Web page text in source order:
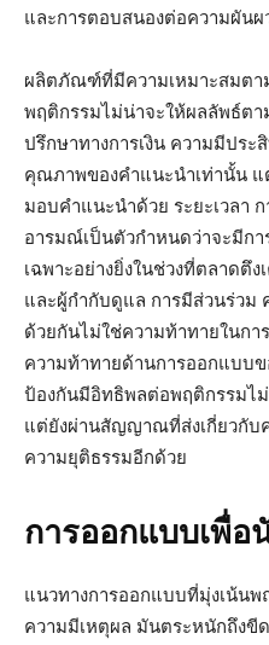
และการตอบสนองต่อความผัน
ผลิตภัณฑ์ที่มีความเหมาะสมตา
พฤติกรรมไม่น่าจะให้ผลลัพธ์ตา
ปรึกษาทางการเงิน ความมีปร
คุณภาพของคำแนะนำเท่านั้น แ
มอบคำแนะนำด้วย ระยะเวลา
อารมณ์เป็นตัวกำหนดว่าจะมีก
เฉพาะอย่างยิ่งในช่วงที่ตลาดตึ
และผู้กำกับดูแล การมีส่วนร่วม
ด้วยกันไม่ใช่ความท้าทายในกา
ความท้าทายด้านการออกแบบ
ป้องกันมีอิทธิพลต่อพฤติกรรมไ
แต่ยังผ่านสัญญาณที่ส่งเกี่ยวกับ
ความยุติธรรมอีกด้วย
การออกแบบเพื่
แนวทางการออกแบบที่มุ่งเน้น
ความมีเหตุผล มันตระหนักถึงขี